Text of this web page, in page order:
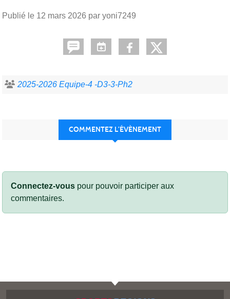
Publié le 12 mars 2026 par yoni7249
2025-2026 Equipe-4 -D3-3-Ph2
COMMENTEZ L’ÉVÈNEMENT
Connectez-vous pour pouvoir participer aux
commentaires.